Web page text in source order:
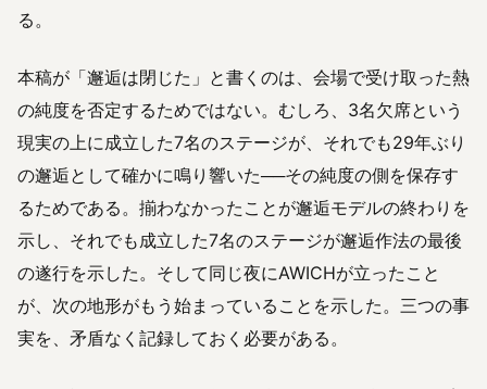
る。
本稿が「邂逅は閉じた」と書くのは、会場で受け取った熱
の純度を否定するためではない。むしろ、3名欠席という
現実の上に成立した7名のステージが、それでも29年ぶり
の邂逅として確かに鳴り響いた──その純度の側を保存す
るためである。揃わなかったことが邂逅モデルの終わりを
示し、それでも成立した7名のステージが邂逅作法の最後
の遂行を示した。そして同じ夜にAWICHが立ったこと
が、次の地形がもう始まっていることを示した。三つの事
実を、矛盾なく記録しておく必要がある。